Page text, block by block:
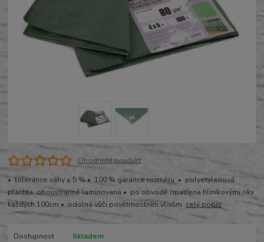
Ohodnotit produkt
• tolerance váhy ± 5 % • 100 % garance rozměru • polyetylenová
plachta, oboustranně laminovaná • po obvodě opatřena hliníkovými oky
každých 100cm • odolná vůči povětrnostním vlivům celý popis
Dostupnost
Skladem